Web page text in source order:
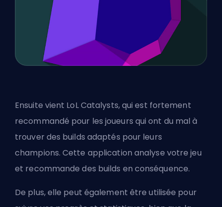
Ensuite vient LoL Catalysts, qui est fortement
recommandé pour les joueurs qui ont du mal à
trouver des builds adaptés pour leurs
champions. Cette application analyse votre jeu
et recommande des builds en conséquence.
De plus, elle peut également être utilisée pour